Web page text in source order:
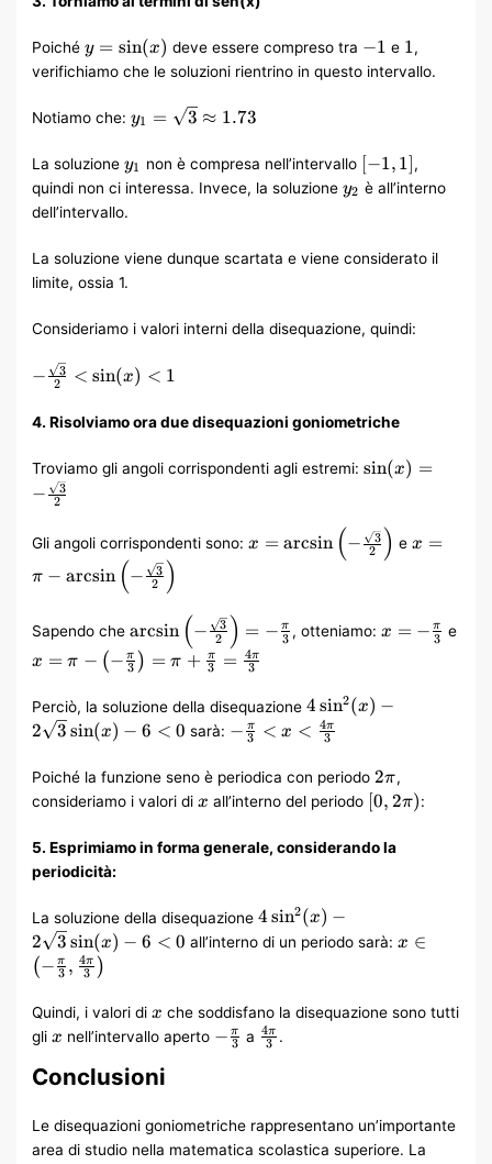
{2}
Poichéy =
\sin(x)
y = sin(x) deve essere compreso tra -1
−1 e 1
1,
verifichiamo che le soluzioni rientrino in questo intervallo.
Notiamo che:y_1 =
\approx
1.73
y1 = 3 ≈ 1.73
La soluzioney_1
y1 non è compresa nell’intervallo [-1,
1]
[−1, 1],
quindi non ci interessa. Invece, la soluzioney_2
y2 è all’interno
dell’intervallo.
La soluzione viene dunque scartata e viene considerato il
limite, ossia 1.
Consideriamo i valori interni della disequazione, quindi:
-
\frac{\sqrt{3}}
{2} < \sin(x) <
1
− 2
3 < sin(x) < 1
4. Risolviamo ora due disequazioni goniometriche
Troviamo gli angoli corrispondenti agli estremi:\sin(x) = -
sin(x) =
−
2
3
Gli angoli corrispondenti sono:x =
\arcsin\left(-
x = arcsin (− 2
3 ) e x = \pi –
x =
π − arcsin (− 2
3 )
Sapendo che\arcsin\left(-
\frac{\sqrt{3}}
{2}\right) = -
arcsin (− 2
3 ) = − 3
π , otteniamo: x = -
\frac{\pi}
x = − 3
π e
x = \pi –
\frac{\pi}
{3}\right)
= \pi +
{3} =
\frac{4\pi}
x = π − (− 3
π ) = π + 3
π = 3
4π
Perciò, la soluzione della disequazione4\sin^2(x) –
2\sqrt{3}\sin(x)
– 6 < 0
4 sin2(x) −
2
3 sin(x) − 6 < 0 sarà: -\frac{\pi}
{3} < x <
\frac{4\pi}
{3}
− 3
π < x < 3
4π
Poiché la funzione seno è periodica con periodo2\pi
2π,
consideriamo i valori dix
x all’interno del periodo [0,
2\pi)
[0, 2π):
5. Esprimiamo in forma generale, considerando la
periodicità:
La soluzione della disequazione4\sin^2(x) –
2\sqrt{3}\sin(x)
– 6 < 0
4 sin2(x) −
2
3 sin(x) − 6 < 0 all’interno di un periodo sarà:x \in
{3}\right)
x ∈
(− 3
π , 3
4π )
Quindi, i valori dix
x che soddisfano la disequazione sono tutti
glix
x nell’intervallo aperto -
\frac{\pi}
− 3
π a \frac{4\pi}
{3}
3
4π .
Conclusioni
Le disequazioni goniometriche rappresentano un’importante
area di studio nella matematica scolastica superiore. La